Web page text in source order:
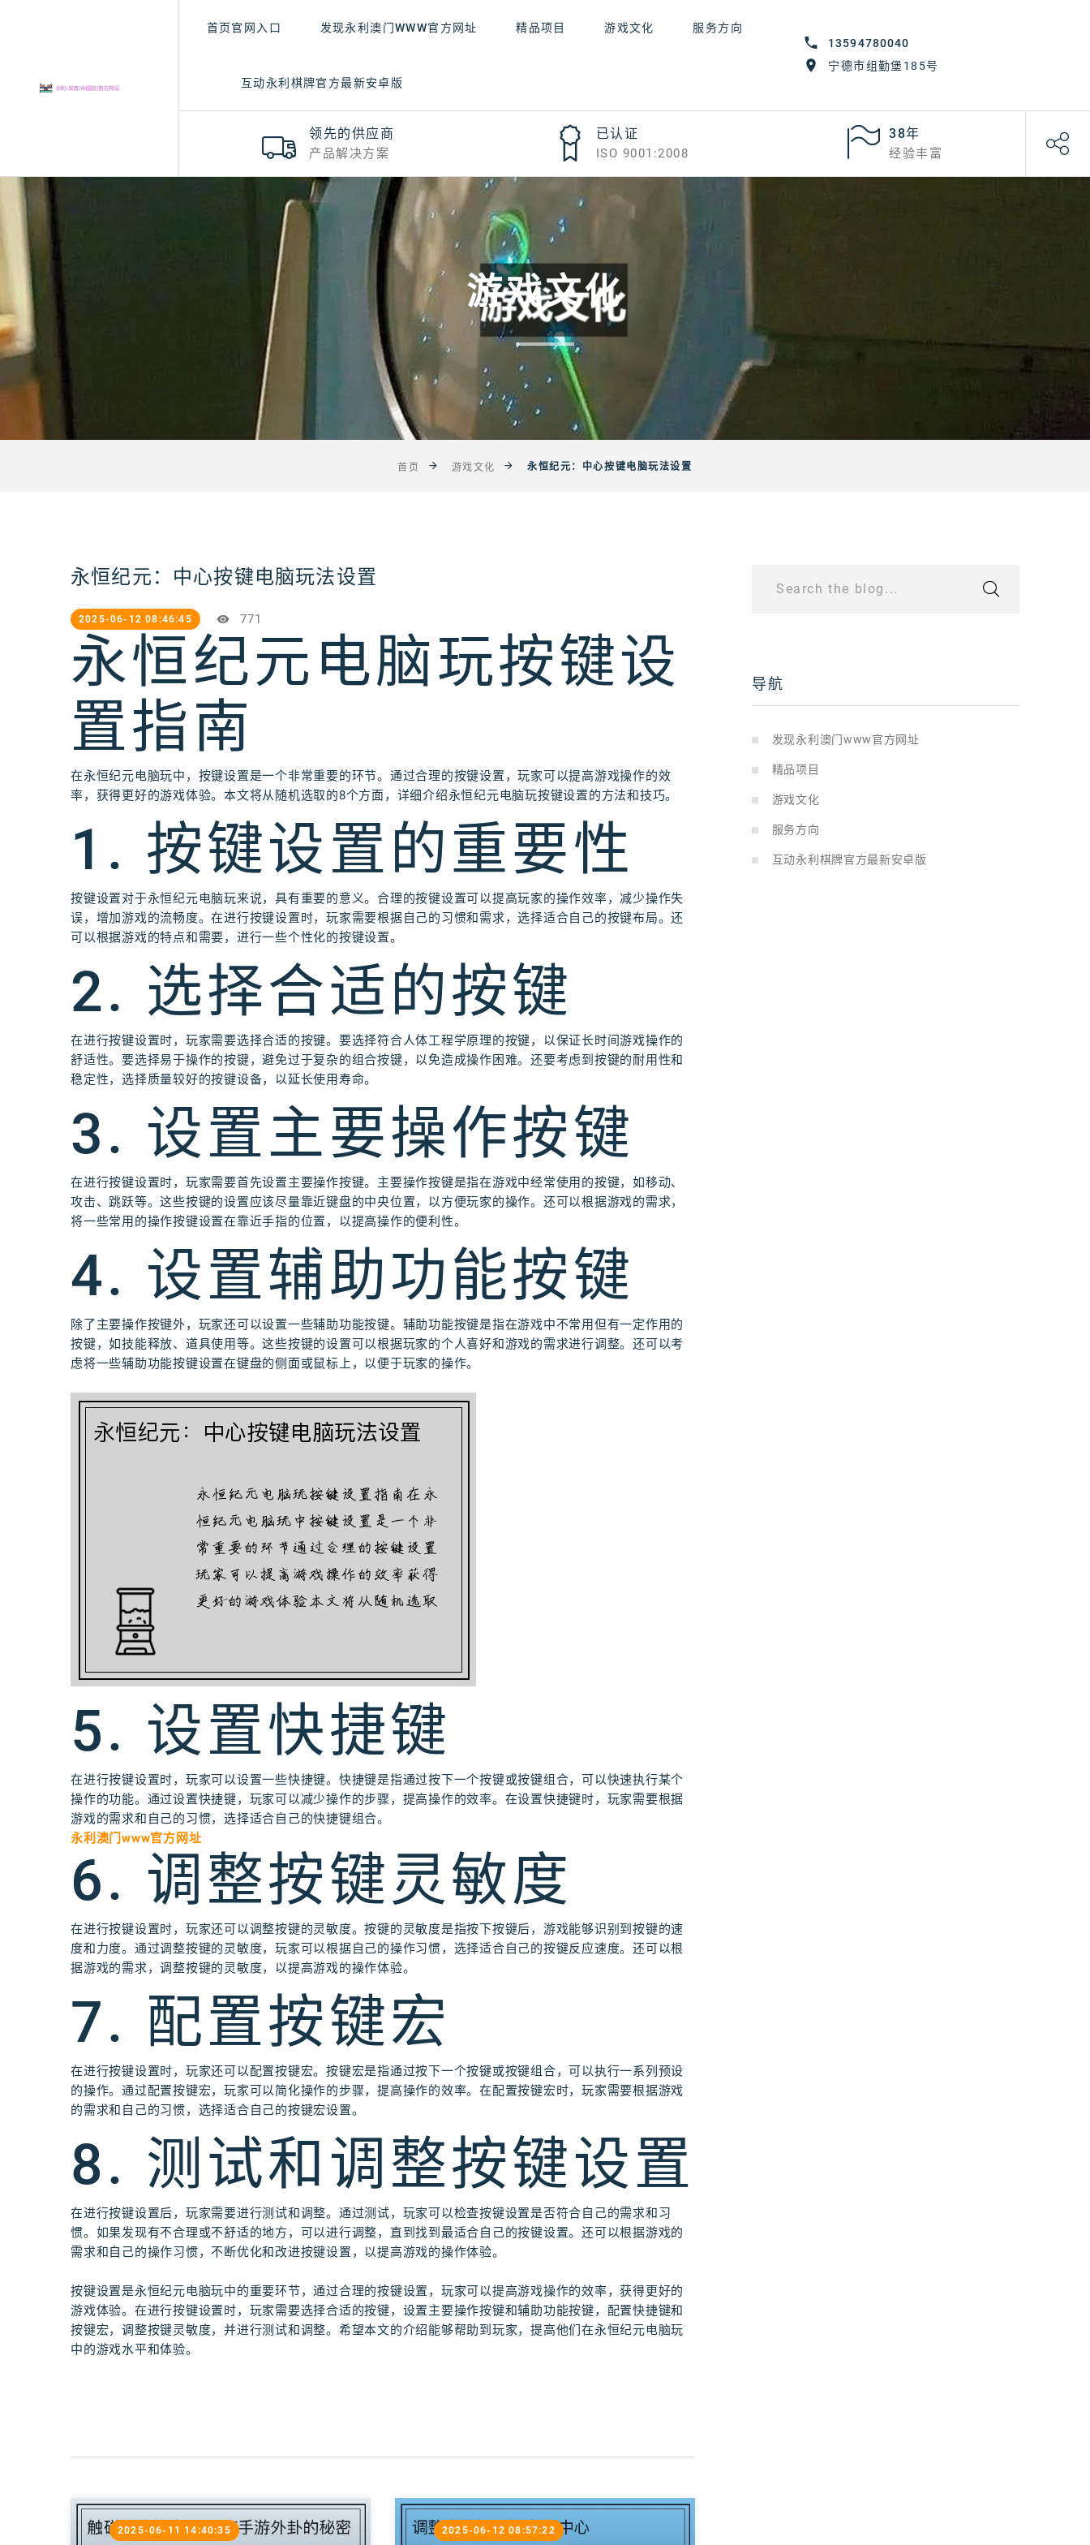
13594780040
宁德市组勤堡185号
首页官网入口 发现永利澳门WWW官方网址 精品项目 游戏文化 服务方向
互动永利棋牌官方最新安卓版
领先的供应商
产品解决方案
已认证
ISO 9001:2008
38年
经验丰富
游戏文化
首页 游戏文化 永恒纪元：中心按键电脑玩法设置
永恒纪元：中心按键电脑玩法设置
2025-06-12 08:46:45 771
永恒纪元电脑玩按键设
置指南
在永恒纪元电脑玩中，按键设置是一个非常重要的环节。通过合理的按键设置，玩家可以提高游戏操作的效
率，获得更好的游戏体验。本文将从随机选取的8个方面，详细介绍永恒纪元电脑玩按键设置的方法和技巧。
1. 按键设置的重要性
按键设置对于永恒纪元电脑玩来说，具有重要的意义。合理的按键设置可以提高玩家的操作效率，减少操作失
误，增加游戏的流畅度。在进行按键设置时，玩家需要根据自己的习惯和需求，选择适合自己的按键布局。还
可以根据游戏的特点和需要，进行一些个性化的按键设置。
2. 选择合适的按键
在进行按键设置时，玩家需要选择合适的按键。要选择符合人体工程学原理的按键，以保证长时间游戏操作的
舒适性。要选择易于操作的按键，避免过于复杂的组合按键，以免造成操作困难。还要考虑到按键的耐用性和
稳定性，选择质量较好的按键设备，以延长使用寿命。
3. 设置主要操作按键
在进行按键设置时，玩家需要首先设置主要操作按键。主要操作按键是指在游戏中经常使用的按键，如移动、
攻击、跳跃等。这些按键的设置应该尽量靠近键盘的中央位置，以方便玩家的操作。还可以根据游戏的需求，
将一些常用的操作按键设置在靠近手指的位置，以提高操作的便利性。
4. 设置辅助功能按键
除了主要操作按键外，玩家还可以设置一些辅助功能按键。辅助功能按键是指在游戏中不常用但有一定作用的
按键，如技能释放、道具使用等。这些按键的设置可以根据玩家的个人喜好和游戏的需求进行调整。还可以考
虑将一些辅助功能按键设置在键盘的侧面或鼠标上，以便于玩家的操作。
5. 设置快捷键
在进行按键设置时，玩家可以设置一些快捷键。快捷键是指通过按下一个按键或按键组合，可以快速执行某个
操作的功能。通过设置快捷键，玩家可以减少操作的步骤，提高操作的效率。在设置快捷键时，玩家需要根据
游戏的需求和自己的习惯，选择适合自己的快捷键组合。
永利澳门www官方网址
6. 调整按键灵敏度
在进行按键设置时，玩家还可以调整按键的灵敏度。按键的灵敏度是指按下按键后，游戏能够识别到按键的速
度和力度。通过调整按键的灵敏度，玩家可以根据自己的操作习惯，选择适合自己的按键反应速度。还可以根
据游戏的需求，调整按键的灵敏度，以提高游戏的操作体验。
7. 配置按键宏
在进行按键设置时，玩家还可以配置按键宏。按键宏是指通过按下一个按键或按键组合，可以执行一系列预设
的操作。通过配置按键宏，玩家可以简化操作的步骤，提高操作的效率。在配置按键宏时，玩家需要根据游戏
的需求和自己的习惯，选择适合自己的按键宏设置。
8. 测试和调整按键设置
在进行按键设置后，玩家需要进行测试和调整。通过测试，玩家可以检查按键设置是否符合自己的需求和习
惯。如果发现有不合理或不舒适的地方，可以进行调整，直到找到最适合自己的按键设置。还可以根据游戏的
需求和自己的操作习惯，不断优化和改进按键设置，以提高游戏的操作体验。
按键设置是永恒纪元电脑玩中的重要环节，通过合理的按键设置，玩家可以提高游戏操作的效率，获得更好的
游戏体验。在进行按键设置时，玩家需要选择合适的按键，设置主要操作按键和辅助功能按键，配置快捷键和
按键宏，调整按键灵敏度，并进行测试和调整。希望本文的介绍能够帮助到玩家，提高他们在永恒纪元电脑玩
中的游戏水平和体验。
2025-06-11 14:40:35 2025-06-12 08:57:22
Search the blog...
导航
发现永利澳门www官方网址
精品项目
游戏文化
服务方向
互动永利棋牌官方最新安卓版